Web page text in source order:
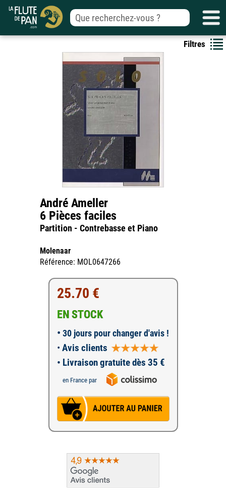
Filtres
André Ameller
6 Pièces faciles
Partition - Contrebasse et Piano
Molenaar
Référence: MOL0647266
25.70 €
EN STOCK
• 30 jours pour changer d'avis !
• Avis clients
• Livraison gratuite dès 35 €
en France par